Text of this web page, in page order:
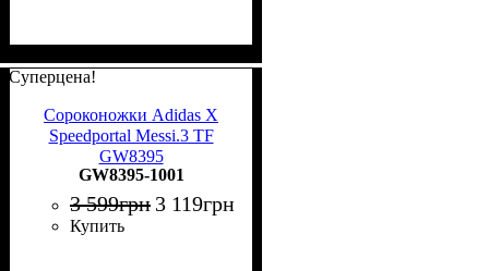
Суперцена!
Сороконожки Adidas X
Speedportal Messi.3 TF
GW8395
GW8395-1001
3 599грн 3 119грн
Купить